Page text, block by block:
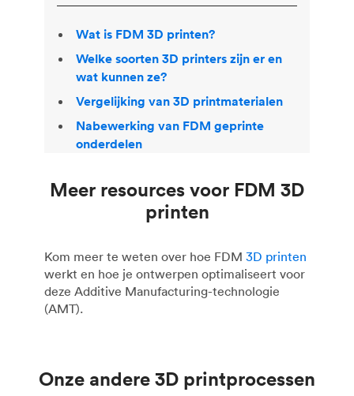
Meer resources voor FDM 3D
printen
Kom meer te weten over hoe FDM 3D printen
werkt en hoe je ontwerpen optimaliseert voor
deze Additive Manufacturing-technologie
(AMT).
Wat is FDM 3D printen?
Welke soorten 3D printers zijn er en
wat kunnen ze?
Vergelijking van 3D printmaterialen
Nabewerking van FDM geprinte
onderdelen
Onze andere 3D printprocessen